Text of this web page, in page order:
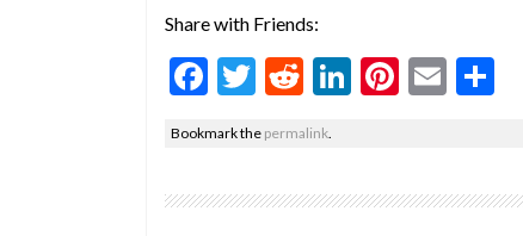
Share with Friends:
F
e
b
T
itt
er
R
d
di
Li
dI
Pi
es
E
l
e
Bookmark the permalink.